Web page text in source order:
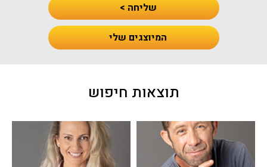
שליחה >
המיוצגים שלי
תוצאות חיפוש